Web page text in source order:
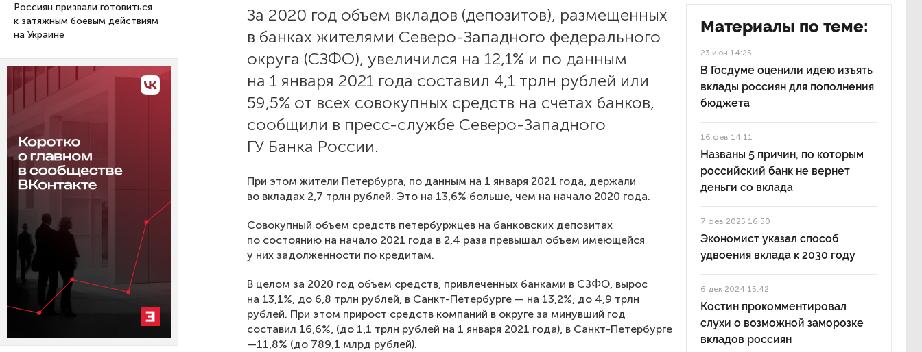
Россиян призвали готовиться
к затяжным боевым действиям
на Украине
За 2020 год объем вкладов (депозитов), размещенных
в банках жителями Северо-Западного федерального
округа (СЗФО), увеличился на 12,1% и по данным
на 1 января 2021 года составил 4,1 трлн рублей или
59,5% от всех совокупных средств на счетах банков,
сообщили в пресс-службе Северо-Западного
ГУ Банка России.
При этом жители Петербурга, по данным на 1 января 2021 года, держали
во вкладах 2,7 трлн рублей. Это на 13,6% больше, чем на начало 2020 года.
Совокупный объем средств петербуржцев на банковских депозитах
по состоянию на начало 2021 года в 2,4 раза превышал объем имеющейся
у них задолженности по кредитам.
В целом за 2020 год объем средств, привлеченных банками в СЗФО, вырос
на 13,1%, до 6,8 трлн рублей, в Санкт-Петербурге — на 13,2%, до 4,9 трлн
рублей. При этом прирост средств компаний в округе за минувший год
составил 16,6%, (до 1,1 трлн рублей на 1 января 2021 года), в Санкт-Петербурге
—11,8% (до 789,1 млрд рублей).
Материалы по теме:
23 июн 14:25
В Госдуме оценили идею изъять
вклады россиян для пополнения
бюджета
16 фев 14:11
Названы 5 причин, по которым
российский банк не вернет
деньги со вклада
7 фев 2025 16:50
Экономист указал способ
удвоения вклада к 2030 году
6 дек 2024 15:42
Костин прокомментировал
слухи о возможной заморозке
вкладов россиян